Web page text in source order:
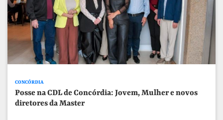
CONCÓRDIA
Posse na CDL de Concórdia: Jovem, Mulher e novos
diretores da Master